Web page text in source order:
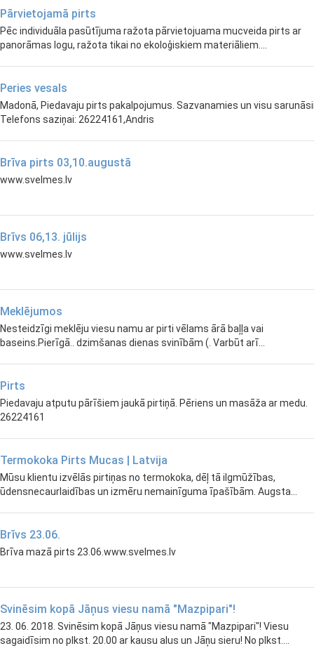
Pārvietojamā pirts
Pēc individuāla pasūtījuma ražota pārvietojuama mucveida pirts ar
panorāmas logu, ražota tikai no ekoloģiskiem materiāliem....
Peries vesals
Madonā, Piedavaju pirts pakalpojumus. Sazvanamies un visu
Telefons saziņai: 26224161,Andris
Brīva pirts 03,10.augustā
www.svelmes.lv
Brīvs 06,13. jūlijs
www.svelmes.lv
Meklējumos
Nesteidzīgi meklēju viesu namu ar pirti vēlams ārā baļļa vai
baseins.Pierīgā.. dzimšanas dienas svinībām (. Varbūt arī...
Pirts
Piedavaju atputu pārīšiem jaukā pirtiņā. Pēriens un masāža ar medu.
26224161
Termokoka Pirts Mucas | Latvija
Mūsu klientu izvēlās pirtiņas no termokoka, dēļ tā ilgmūžības,
ūdensnecaurlaidības un izmēru nemainīguma īpašībām. Augsta...
Brīvs 23.06.
Brīva mazā pirts 23.06.www.svelmes.lv
Svinēsim kopā Jāņus viesu namā "Mazpipari"!
23. 06. 2018. Svinēsim kopā Jāņus viesu namā "Mazpipari"! Viesu
sagaidīsim no plkst. 20.00 ar kausu alus un Jāņu sieru! No plkst....